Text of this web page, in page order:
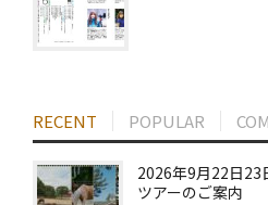
RECENT POPULAR
2026年9月22日23
ツアーのご案内